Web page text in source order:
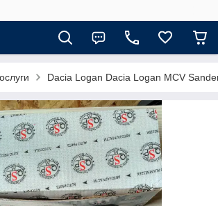
Dacia Logan Dacia Logan MCV